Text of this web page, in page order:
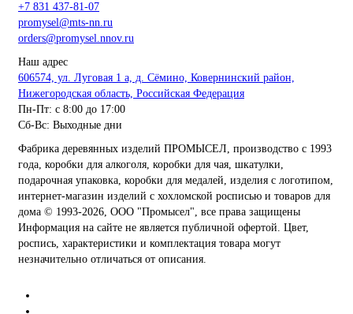
+7 831 437-81-07
promysel@mts-nn.ru
orders@promysel.nnov.ru
Наш адрес
606574, ул. Луговая 1 а, д. Сёмино, Ковернинский район,
Нижегородская область, Российская Федерация
Пн-Пт: с 8:00 до 17:00
Сб-Вс: Выходные дни
Фабрика деревянных изделий ПРОМЫСЕЛ, производство с 1993
года, коробки для алкоголя, коробки для чая, шкатулки,
подарочная упаковка, коробки для медалей, изделия с логотипом,
интернет-магазин изделий с хохломской росписью и товаров для
дома © 1993-2026, ООО "Промысел", все права защищены
Информация на сайте не является публичной офертой. Цвет,
роспись, характеристики и комплектация товара могут
незначительно отличаться от описания.